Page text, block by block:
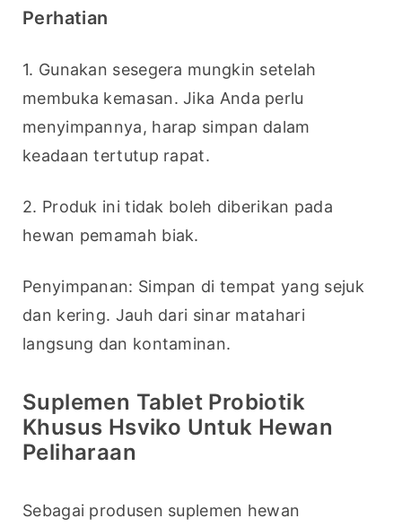
Perhatian
1. Gunakan sesegera mungkin setelah
membuka kemasan. Jika Anda perlu
menyimpannya, harap simpan dalam
keadaan tertutup rapat.
2. Produk ini tidak boleh diberikan pada
hewan pemamah biak.
Penyimpanan: Simpan di tempat yang sejuk
dan kering. Jauh dari sinar matahari
langsung dan kontaminan.
Suplemen Tablet Probiotik
Khusus Hsviko Untuk Hewan
Peliharaan
Sebagai produsen suplemen hewan